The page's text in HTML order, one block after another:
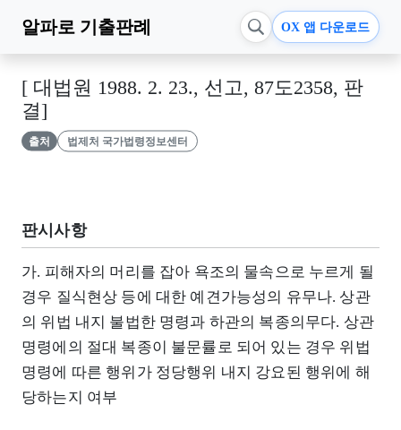
알파로 기출판례 OX 앱 다운로드
[ 대법원 1988. 2. 23., 선고, 87도2358, 판
결]
출처 법제처 국가법령정보센터
판시사항
가. 피해자의 머리를 잡아 욕조의 물속으로 누르게 될
경우 질식현상 등에 대한 예견가능성의 유무나. 상관
의 위법 내지 불법한 명령과 하관의 복종의무다. 상관
명령에의 절대 복종이 불문률로 되어 있는 경우 위법
명령에 따른 행위가 정당행위 내지 강요된 행위에 해
당하는지 여부